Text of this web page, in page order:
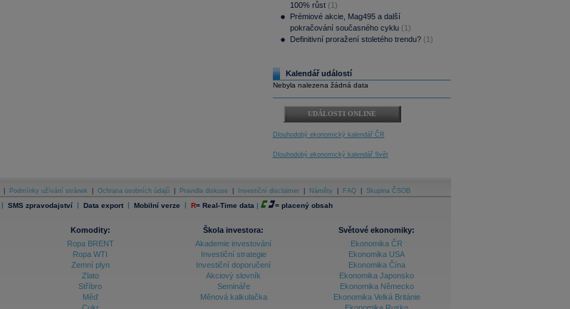
100% růst (1)
Prémiové akcie, Mag495 a další
pokračování současného cyklu (1)
Definitivní proražení stoletého trendu? (1)
Kalendář událostí
Nebyla nalezena žádná data
UDÁLOSTI ONLINE
Dlouhodobý ekonomický kalendář ČR
Dlouhodobý ekonomický kalendář Svět
Podmínky užívání stránek Ochrana osobních údajů Pravidla diskuse Investiční disclaimer Náměty FAQ Skupina ČSOB
| SMS zpravodajství | Data export | Mobilní verze | R= Real-Time data | = placený obsah
Komodity:
Ropa BRENT
Ropa WTI
Zemní plyn
Zlato
Stříbro
Měď
Škola investora:
Akademie investování
Investiční strategie
Investiční doporučení
Akciový slovník
Semináře
Měnová kalkulačka
Světové ekonomiky:
Ekonomika ČR
Ekonomika USA
Ekonomika Čína
Ekonomika Japonsko
Ekonomika Německo
Ekonomika Velká Británie